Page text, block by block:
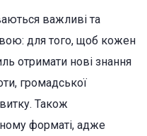
важливі та
для того, щоб кожен
отримати нові знання
громадської
Також
форматі, адже